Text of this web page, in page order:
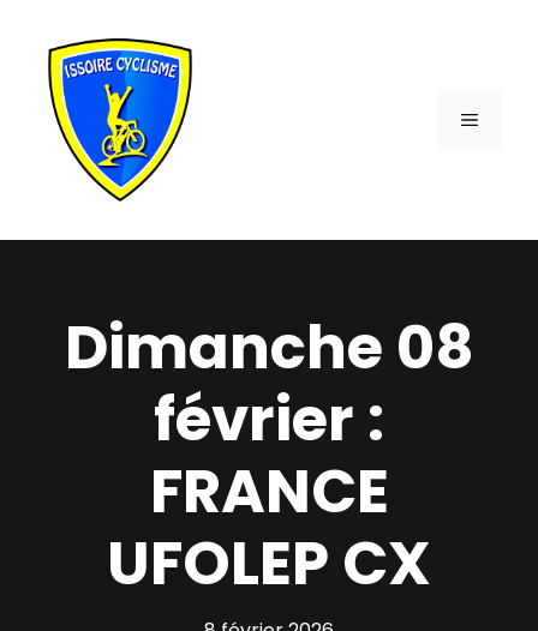
contenu
MENU
Dimanche 08
février :
FRANCE
UFOLEP CX